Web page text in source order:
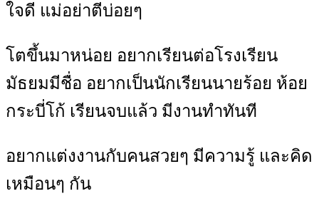
ใจดี แม่อย่าตีบ่อยๆ
โตขึ้นมาหน่อย อยากเรียนต่อโรงเรียน
มัธยมมีชื่อ อยากเป็นนักเรียนนายร้อย ห้อย
กระบี่โก้ เรียนจบแล้ว มีงานทำทันที
อยากแต่งงานกับคนสวยๆ มีความรู้ และคิด
เหมือนๆ กัน